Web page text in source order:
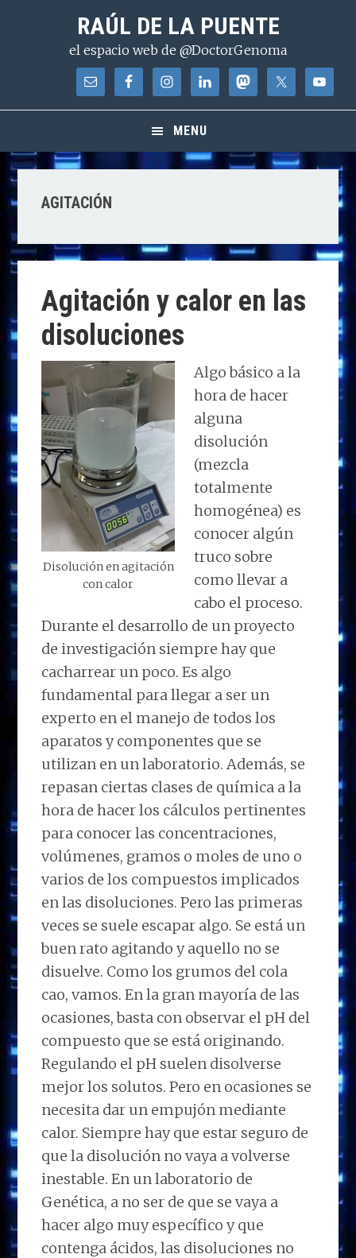
contenido
RAÚL DE LA PUENTE
el espacio web de @DoctorGenoma
MENU
AGITACIÓN
Agitación y calor en las
disoluciones
Disolución en agitación
con calor
Algo básico a la
hora de hacer
alguna
disolución
(mezcla
totalmente
homogénea) es
conocer algún
truco sobre
como llevar a
cabo el proceso.
Durante el desarrollo de un proyecto
de investigación siempre hay que
cacharrear un poco. Es algo
fundamental para llegar a ser un
experto en el manejo de todos los
aparatos y componentes que se
utilizan en un laboratorio. Además, se
repasan ciertas clases de química a la
hora de hacer los cálculos pertinentes
para conocer las concentraciones,
volúmenes, gramos o moles de uno o
varios de los compuestos implicados
en las disoluciones. Pero las primeras
veces se suele escapar algo. Se está un
buen rato agitando y aquello no se
disuelve. Como los grumos del cola
cao, vamos. En la gran mayoría de las
ocasiones, basta con observar el pH del
compuesto que se está originando.
Regulando el pH suelen disolverse
mejor los solutos. Pero en ocasiones se
necesita dar un empujón mediante
calor. Siempre hay que estar seguro de
que la disolución no vaya a volverse
inestable. En un laboratorio de
Genética, a no ser de que se vaya a
hacer algo muy específico y que
contenga ácidos, las disoluciones no